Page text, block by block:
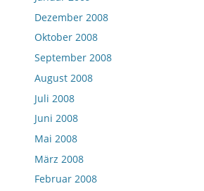
Dezember 2008
Oktober 2008
September 2008
August 2008
Juli 2008
Juni 2008
Mai 2008
März 2008
Februar 2008